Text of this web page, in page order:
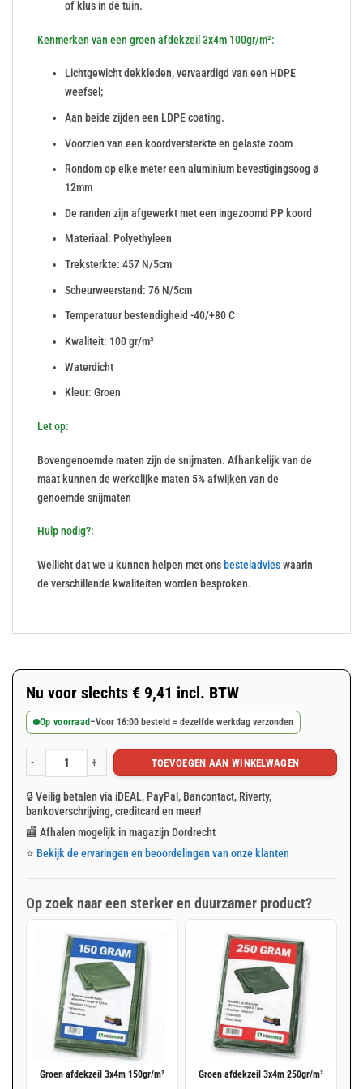
of klus in de tuin.
Kenmerken van een groen afdekzeil 3x4m 100gr/m²:
Lichtgewicht dekkleden, vervaardigd van een HDPE
weefsel;
Aan beide zijden een LDPE coating.
Voorzien van een koordversterkte en gelaste zoom
Rondom op elke meter een aluminium bevestigingsoog ø
12mm
De randen zijn afgewerkt met een ingezoomd PP koord
Materiaal: Polyethyleen
Treksterkte: 457 N/5cm
Scheurweerstand: 76 N/5cm
Temperatuur bestendigheid -40/+80 C
Kwaliteit: 100 gr/m²
Waterdicht
Kleur: Groen
Let op:
Bovengenoemde maten zijn de snijmaten. Afhankelijk van de
maat kunnen de werkelijke maten 5% afwijken van de
genoemde snijmaten
Hulp nodig?:
Wellicht dat we u kunnen helpen met ons besteladvieswaarin
de verschillende kwaliteiten worden besproken.
Nu voor slechts € 9,41 incl. BTW
Op voorraad–Voor 16:00 besteld = dezelfde werkdag verzonden
Groen afdekzeil 3x4m 100gr/m² aantalTOEVOEGEN AAN WINKELWAGEN
🔒 Veilig betalen via iDEAL, PayPal, Bancontact, Riverty,
bankoverschrijving, creditcard en meer!
🏬 Afhalen mogelijk in magazijn Dordrecht
⭐ Bekijk de ervaringen en beoordelingen van onze klanten
Op zoek naar een sterker en duurzamer product?
Groen afdekzeil 3x4m 150gr/m² Groen afdekzeil 3x4m 250gr/m²